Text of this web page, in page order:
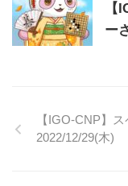
ー
【IGO-CNP】
2022/12/29(木)